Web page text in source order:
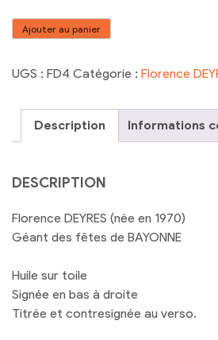
quantité
fêtes
BAYONNE
Ajouter au panier
UGS : FD4 Catégorie : Florence
Description Informations
DESCRIPTION
Florence DEYRES (née en 1970)
Géant des fêtes de BAYONNE
Huile sur toile
Signée en bas à droite
Titrée et contresignée au verso.